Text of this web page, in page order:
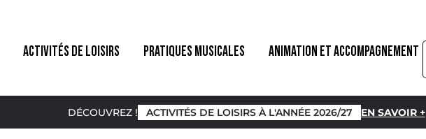
ACTIVITÉS DE LOISIRS PRATIQUES MUSICALES ANIMATION ET ACCOMPAGNEMENT
DÉCOUVREZ ! ACTIVITÉS DE LOISIRS À L'ANNÉE 2026/27 EN SAVOIR +